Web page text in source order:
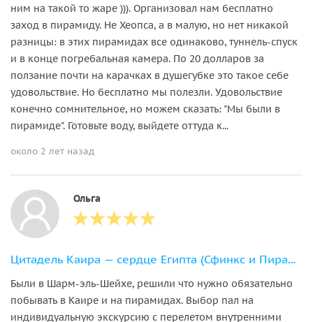
ним на такой то жаре ))). Организовал нам бесплатно
заход в пирамиду. Не Хеопса, а в малую, но нет никакой
разницы: в этих пирамидах все одинаково, туннель-спуск
и в конце погребальная камера. По 20 долларов за
ползание почти на карачках в душегубке это такое себе
удовольствие. Но бесплатно мы полезли. Удовольствие
конечно сомнительное, но можем сказать: "Мы были в
пирамиде". Готовьте воду, выйдете оттуда к...
около 2 лет назад
Ольга
Цитадель Каира — сердце Египта (Сфинкс и Пирамиды)на самолете(всё включено)
Были в Шарм-эль-Шейхе, решили что нужно обязательно
побывать в Каире и на пирамидах. Выбор пал на
индивидуальную экскурсию с перелетом внутренними